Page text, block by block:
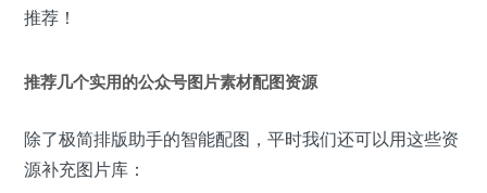
推荐！
推荐几个实用的公众号图片素材配图资源
除了极简排版助手的智能配图，平时我们还可以用这些资
源补充图片库：